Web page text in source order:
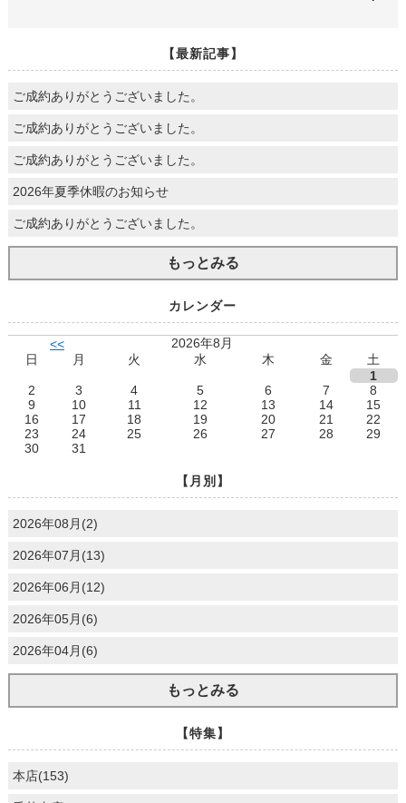
【最新記事】
ご成約ありがとうございました。
ご成約ありがとうございました。
ご成約ありがとうございました。
2026年夏季休暇のお知らせ
ご成約ありがとうございました。
もっとみる
カレンダー
<<
2026年8月
日
月 火 水 木 金
土
1
2
3 4 5 6 7
8
9
10 11 12 13 14
15
16
17 18 19 20 21
22
23
24 25 26 27 28
29
30
31
【月別】
2026年08月(2)
2026年07月(13)
2026年06月(12)
2026年05月(6)
2026年04月(6)
もっとみる
【特集】
本店(153)